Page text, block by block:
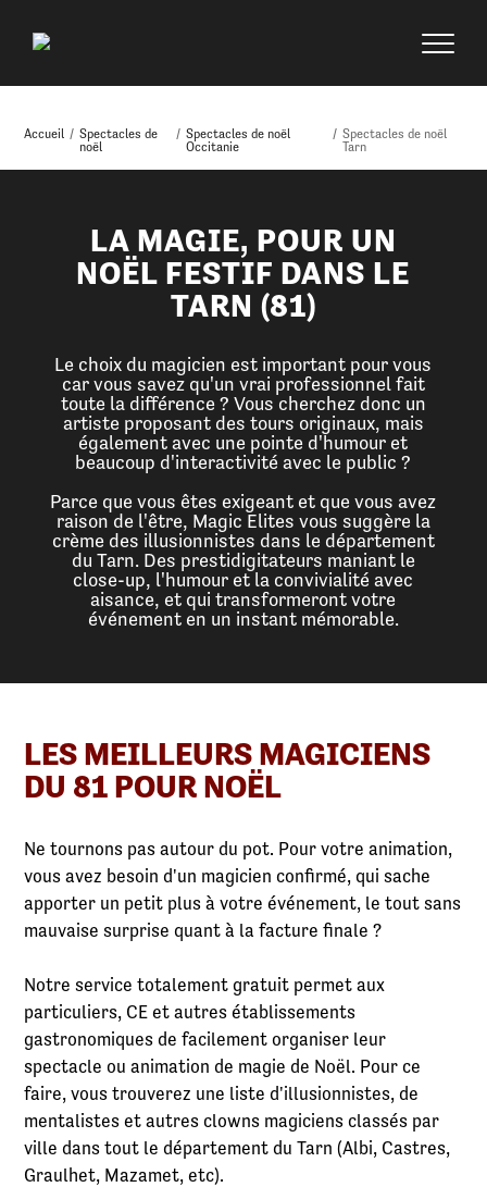
Accueil / Spectacles de
noël
/ Spectacles de noël
Occitanie
/ Spectacles de noël
Tarn
LA MAGIE, POUR UN
NOËL FESTIF DANS LE
TARN (81)
Le choix du magicien est important pour vous
car vous savez qu'un vrai professionnel fait
toute la différence ? Vous cherchez donc un
artiste proposant des tours originaux, mais
également avec une pointe d'humour et
beaucoup d'interactivité avec le public ?
Parce que vous êtes exigeant et que vous avez
raison de l'être, Magic Elites vous suggère la
crème des illusionnistes dans le département
du Tarn. Des prestidigitateurs maniant le
close-up, l'humour et la convivialité avec
aisance, et qui transformeront votre
événement en un instant mémorable.
LES MEILLEURS MAGICIENS
DU 81 POUR NOËL
Ne tournons pas autour du pot. Pour votre animation,
vous avez besoin d'un magicien confirmé, qui sache
apporter un petit plus à votre événement, le tout sans
mauvaise surprise quant à la facture finale ?
Notre service totalement gratuit permet aux
particuliers, CE et autres établissements
gastronomiques de facilement organiser leur
spectacle ou animation de magie de Noël. Pour ce
faire, vous trouverez une liste d'illusionnistes, de
mentalistes et autres clowns magiciens classés par
ville dans tout le département du Tarn (Albi, Castres,
Graulhet, Mazamet, etc).